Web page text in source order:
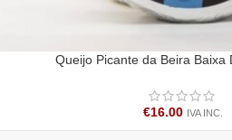
ADICIONARQueijo Picante da Beira Baixa
€16.00 IVA INC.